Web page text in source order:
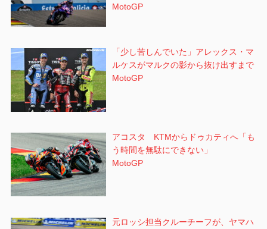
MotoGP
「少し苦しんでいた」アレックス・マ
ルケスがマルクの影から抜け出すまで
MotoGP
アコスタ KTMからドゥカティへ「も
う時間を無駄にできない」
MotoGP
元ロッシ担当クルーチーフが、ヤマハ